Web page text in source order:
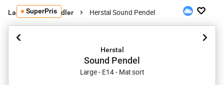
Lamper Pendler Herstal Sound Pendel
SuperPris
Herstal
Sound Pendel
Large - E14 - Mat sort